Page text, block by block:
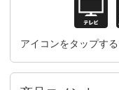
アイコンをタップす